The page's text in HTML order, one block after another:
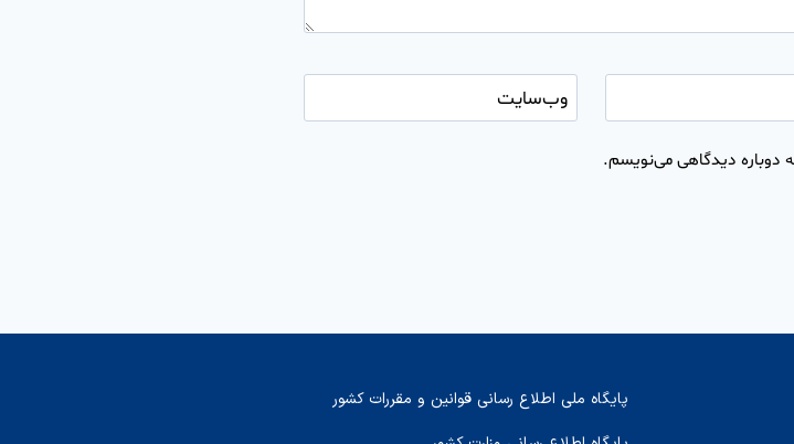
وب‌سایت
دوباره دیدگاهی می‌نویسم.
پایگاه ملی اطلاع رسانی قوانین و مقررات کشور